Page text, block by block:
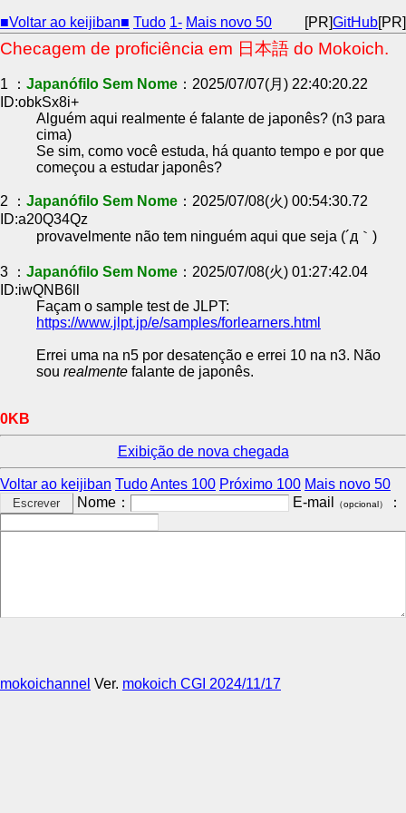
■Voltar ao keijiban■ Tudo 1- Mais novo 50 [PR]GitHub[PR]
Checagem de proficiência em 日本語 do Mokoich.
1 ： Japanófilo Sem Nome ：2025/07/07(月) 22:40:20.22
ID:obkSx8i+
Alguém aqui realmente é falante de japonês? (n3 para
cima)
Se sim, como você estuda, há quanto tempo e por que
começou a estudar japonês?
2 ： Japanófilo Sem Nome ：2025/07/08(火) 00:54:30.72
ID:a20Q34Qz
provavelmente não tem ninguém aqui que seja (´д｀)
3 ： Japanófilo Sem Nome ：2025/07/08(火) 01:27:42.04
ID:iwQNB6ll
Façam o sample test de JLPT:
https://www.jlpt.jp/e/samples/forlearners.html
Errei uma na n5 por desatenção e errei 10 na n3. Não
sou realmente falante de japonês.
0KB
Exibição de nova chegada
Voltar ao keijiban TudoAntes 100 Próximo 100 Mais novo 50
Nome：
E-mail （opcional） ：
mokoichannel Ver. mokoich CGI 2024/11/17